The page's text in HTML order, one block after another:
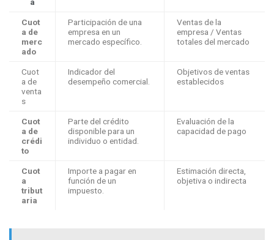
a
Cuot
a de
merc
ado
Participación de una
empresa en un
mercado específico.
Ventas de la
empresa / Ventas
totales del mercado
Cuot
a de
venta
s
Indicador del
desempeño comercial.
Objetivos de ventas
establecidos
Cuot
a de
crédi
to
Parte del crédito
disponible para un
individuo o entidad.
Evaluación de la
capacidad de pago
Cuot
a
tribut
aria
Importe a pagar en
función de un
impuesto.
Estimación directa,
objetiva o indirecta